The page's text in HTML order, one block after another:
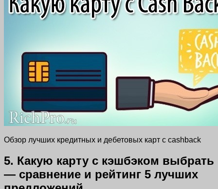
Обзор лучших кредитных и дебетовых карт с cashback
5. Какую карту с кэшбэком выбрать
— сравнение и рейтинг 5 лучших